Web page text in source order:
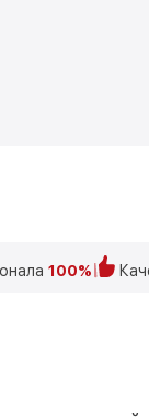
100%